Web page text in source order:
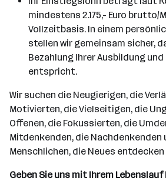
mindestens 2.175,- Euro brutto/
Vollzeitbasis. In einem
stellen wir gemeinsam sicher,
Bezahlung Ihrer Ausbildung
entspricht.
Wir suchen die Neugierigen, die
Motivierten, die Vielseitigen, die
Offenen, die Fokussierten, die
Mitdenkenden, die Nachdenkenden
Menschlichen, die Neues entdecken
Geben Sie uns mit Ihrem Lebenslauf